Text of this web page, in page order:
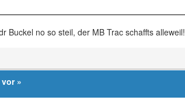
Buckel no so steil, der MB Trac schaffts alleweil!
vor»